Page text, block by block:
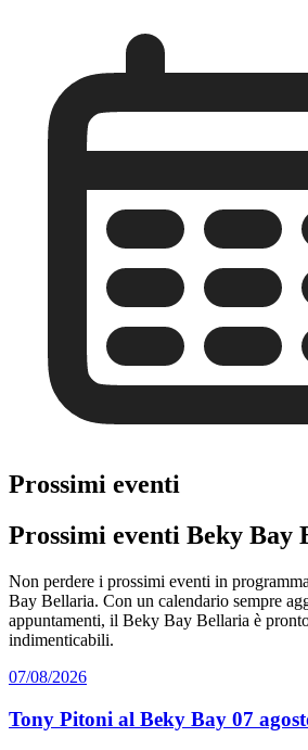
Prossimi eventi
Prossimi eventi Beky Bay
Non perdere i prossimi eventi in
Bay Bellaria. Con un calendario sempre
appuntamenti, il Beky Bay Bellaria è
indimenticabili.
07/08/2026
Tony Pitoni al Beky Bay 07